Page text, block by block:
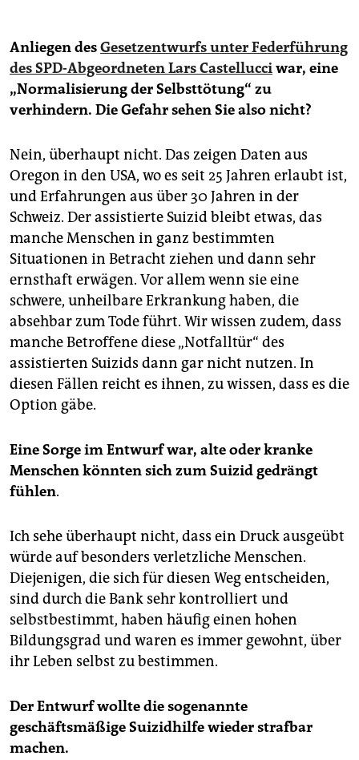
Anliegen desGesetzentwurfs unter Federführung
des SPD-Abgeordneten Lars Castellucciwar, eine
„Normalisierung der Selbsttötung“ zu
verhindern. Die Gefahr sehen Sie also nicht?
Nein, überhaupt nicht. Das zeigen Daten aus
Oregon in den USA, wo es seit 25 Jahren erlaubt ist,
und Erfahrungen aus über 30 Jahren in der
Schweiz. Der assistierte Suizid bleibt etwas, das
manche Menschen in ganz bestimmten
Situationen in Betracht ziehen und dann sehr
ernsthaft erwägen. Vor allem wenn sie eine
schwere, unheilbare Erkrankung haben, die
absehbar zum Tode führt. Wir wissen zudem, dass
manche Betroffene diese „Notfalltür“ des
assistierten Suizids dann gar nicht nutzen. In
diesen Fällen reicht es ihnen, zu wissen, dass es die
Option gäbe.
Eine Sorge im Entwurf war, alte oder kranke
Menschen könnten sich zum Suizid gedrängt
fühlen.
Ich sehe überhaupt nicht, dass ein Druck ausgeübt
würde auf besonders verletzliche Menschen.
Diejenigen, die sich für diesen Weg entscheiden,
sind durch die Bank sehr kontrolliert und
selbstbestimmt, haben häufig einen hohen
Bildungsgrad und waren es immer gewohnt, über
ihr Leben selbst zu bestimmen.
Der Entwurf wollte die sogenannte
geschäftsmäßige Suizidhilfe wieder strafbar
machen.